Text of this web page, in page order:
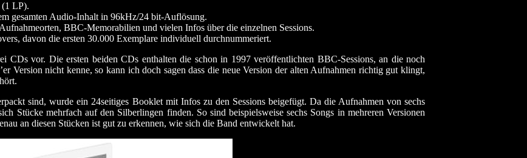
LP).
gesamten Audio-Inhalt in 96kHz/24 bit-Auflösung.
BBC-Memorabilien und vielen Infos über die einzelnen Sessions.
davon die ersten 30.000 Exemplare individuell durchnummeriert.
vor. Die ersten beiden CDs enthalten die schon in 1997 veröffentlichten BBC-Sessions, an die noch
Version nicht kenne, so kann ich doch sagen dass die neue Version der alten Aufnahmen richtig gut klingt,
sind, wurde ein 24seitiges Booklet mit Infos zu den Sessions beigefügt. Da die Aufnahmen von sechs
Stücke mehrfach auf den Silberlingen finden. So sind beispielsweise sechs Songs in mehreren Versionen
an diesen Stücken ist gut zu erkennen, wie sich die Band entwickelt hat.